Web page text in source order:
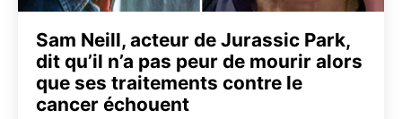
Sam Neill, acteur de Jurassic Park,
dit qu’il n’a pas peur de mourir alors
que ses traitements contre le
cancer échouent